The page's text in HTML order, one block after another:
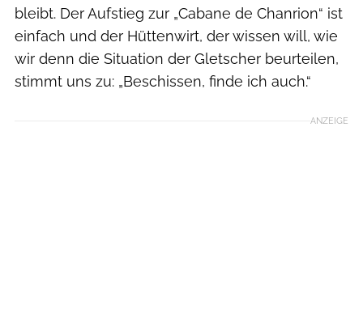
bleibt. Der Aufstieg zur „Cabane de Chanrion“ ist
einfach und der Hüttenwirt, der wissen will, wie
wir denn die Situation der Gletscher beurteilen,
stimmt uns zu: „Beschissen, finde ich auch.“
ANZEIGE